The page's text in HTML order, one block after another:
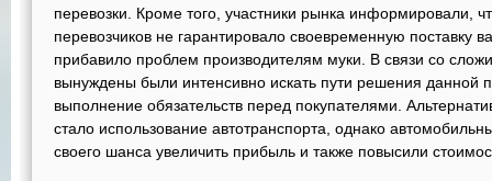
перевозки. Кроме того, участники рынка информировали,
перевозчиков не гарантировало своевременную поставку
прибавило проблем производителям муки. В связи со
вынуждены были интенсивно искать пути решения данной
выполнение обязательств перед покупателями.
стало использование автотранспорта, однако
своего шанса увеличить прибыль и также повысили